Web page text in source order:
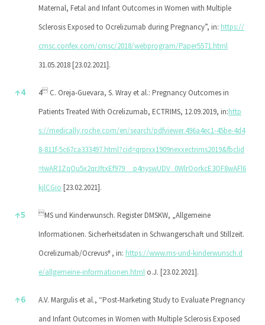
Maternal, Fetal and Infant Outcomes in Women with Multiple
Sclerosis Exposed to Ocrelizumab during Pregnancy”, in: https://
cmsc.confex.com/cmsc/2018/webprogram/Paper5571.html
31.05.2018 [23.02.2021].
↑4 4 C. Oreja-Guevara, S. Wray et al.: Pregnancy Outcomes in
Patients Treated With Ocrelizumab, ECTRIMS, 12.09.2019, in:http
s://medically.roche.com/en/search/pdfviewer.496a4ec1-45be-4d4
8-811f-5c67ca333497.html?cid=qrprxx1909nexxectrims2019&fbclid
=IwAR1ZqOu5x2qrJftxEf979__p4nyswUDV_0WlrOorkcE3OF8wAFl6
kjlCGio [23.02.2021].
↑5 MS und Kinderwunsch. Register DMSKW, „Allgemeine
Informationen. Sicherheitsdaten in Schwangerschaft und Stillzeit.
Ocrelizumab/Ocrevus® , in: https://www.ms-und-kinderwunsch.d
e/allgemeine-informationen.html o.J. [23.02.2021].
↑6
A.V. Margulis et al., “Post-Marketing Study to Evaluate Pregnancy
and Infant Outcomes in Women with Multiple Sclerosis Exposed